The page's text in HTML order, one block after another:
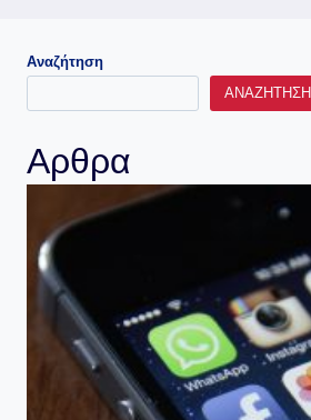
Αναζήτηση
ΑΝΑΖΉΤΗΣΗ
Αρθρα